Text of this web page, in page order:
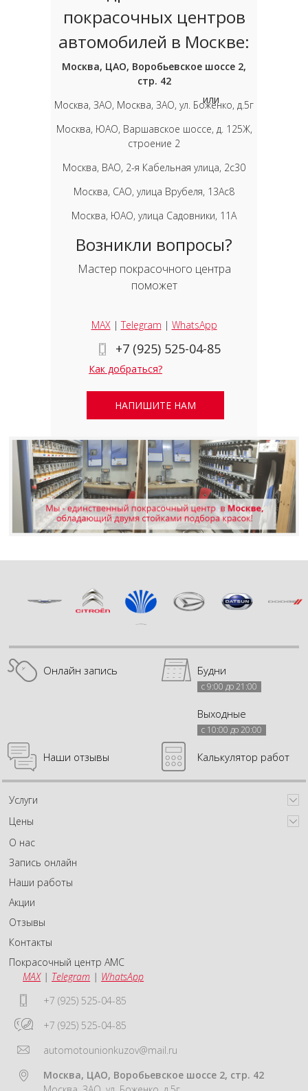
покрасочных центров
автомобилей в Москве:
Москва, ЦАО, Воробьевское шоссе 2,
стр. 42
Москва, ЗАО, Москва, ЗАО, ул. Боженко, д.5г
Москва, ЮАО, Варшавское шоссе, д. 125Ж,
строение 2
Москва, ВАО, 2-я Кабельная улица, 2с30
Москва, САО, улица Врубеля, 13Ас8
Москва, ЮАО, улица Садовники, 11А
Возникли вопросы?
Мастер покрасочного центра
поможет
MAX|Telegram | WhatsApp
+7 (925) 525-04-85
Как добраться?
или
НАПИШИТЕ НАМ
Онлайн запись Будни
с 9:00 до 21:00
Выходные
с 10:00 до 20:00
Наши отзывы Калькулятор работ
Услуги
Цены
О нас
Запись онлайн
Наши работы
Акции
Отзывы
Контакты
Покрасочный центр АМС
MAX| Telegram | WhatsApp
+7 (925) 525-04-85
+7 (925) 525-04-85
automotounionkuzov@mail.ru
Москва, ЦАО, Воробьевское шоссе 2, стр. 42